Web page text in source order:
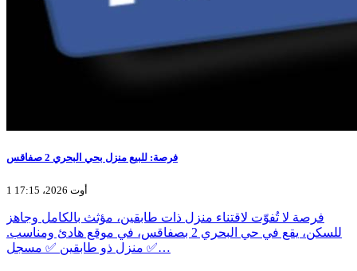
فرصة: للبيع منزل بحي البحري 2 صفاقس
1 أوت 2026، 17:15
فرصة لا تُفوّت لاقتناء منزل ذات طابقين، مؤثث بالكامل وجاهز
للسكن، يقع في حي البحري 2 بصفاقس، في موقع هادئ ومناسب.
✅ منزل ذو طابقين ✅ مسجل…